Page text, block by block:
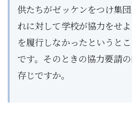
供たちがゼッケンをつけ集
れに対して学校が協力をせ
を履行しなかったというと
です。そのときの協力要請
存じですか。